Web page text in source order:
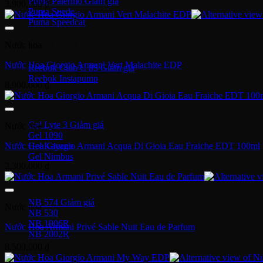
Puma Suede
Puma Speedcat
Reebok Club C 85
Reebok Instapump
Giày Asics
Gel Lyte 3
Gel 1090
Gel Kayano
Gel Nimbus
New Balance
NB 574
NB 530
NB 1906R
NB 2002R
Giày Converse
3,900,000₫
Nước Hoa Giorgio Armani Vert Malachite EDP
8,900,000₫
Nước hoa
Nước Hoa Giorgio Armani Acqua Di Gioia Eau Fraiche EDT 100ml
Nước hoa
Nước Hoa Armani Privé Sable Nuit Eau de Parfum